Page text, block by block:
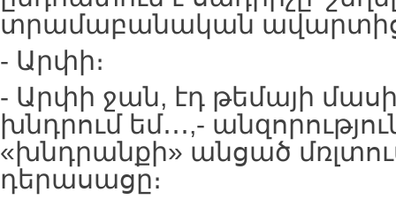
տրամաբանական
- Արփի։
- Արփի ջան, էդ թեմայի
խնդրում եմ․․․,-
«խնդրանքի» անցած
դերասացը։